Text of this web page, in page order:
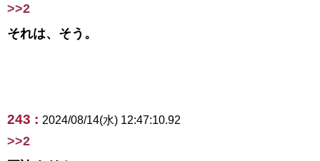
>>2
それは、そう。
243 : 2024/08/14(水) 12:47:10.92
>>2